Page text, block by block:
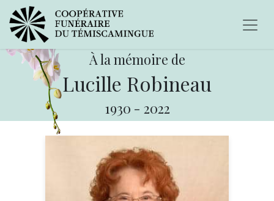
À la mémoire de
Lucille Robineau
1930 - 2022